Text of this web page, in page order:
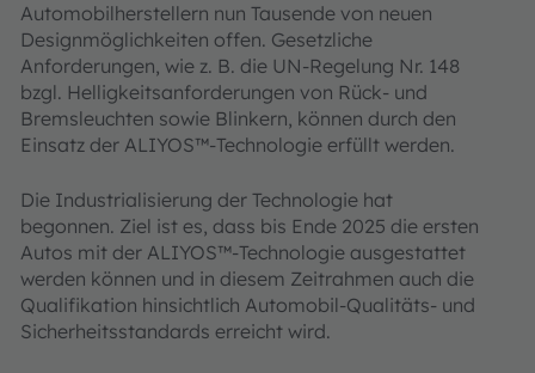
Automobilherstellern nun Tausende von neuen
Designmöglichkeiten offen. Gesetzliche
Anforderungen, wie z. B. die UN-Regelung Nr. 148
bzgl. Helligkeitsanforderungen von Rück- und
Bremsleuchten sowie Blinkern, können durch den
Einsatz der ALIYOS™-Technologie erfüllt werden.
Die Industrialisierung der Technologie hat
begonnen. Ziel ist es, dass bis Ende 2025 die ersten
Autos mit der ALIYOS™-Technologie ausgestattet
werden können und in diesem Zeitrahmen auch die
Qualifikation hinsichtlich Automobil-Qualitäts- und
Sicherheitsstandards erreicht wird.